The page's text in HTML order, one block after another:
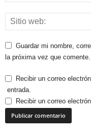
Guardar mi nombre,
la próxima vez que comente.
Recibir un correo
entrada.
Recibir un correo